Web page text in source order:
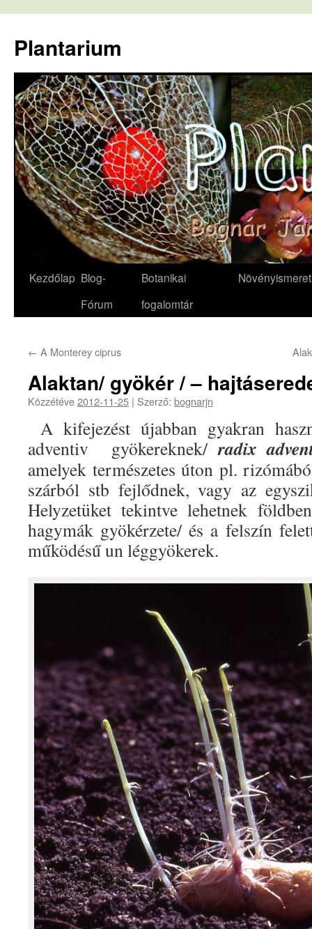
tartalomba
Plantarium
Kezdőlap Blog-
Fórum
Botanikai
fogalomtár
Növényismeret
← A Monterey ciprus
Alaktan/ gyökér / –
Közzétéve2012-11-25 | Szerző: bognarjn
A kifejezést újabban gyakran
adventiv gyökereknek/radix
amelyek természetes úton pl.
szárból stb fejlődnek, vagy az
Helyzetüket tekintve lehetnek
hagymák gyökérzete/ és a felszín
működésű un léggyökerek.